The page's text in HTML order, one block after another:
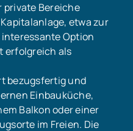
private Bereiche
etwa zur
Option
erfolgreich als
bezugsfertig und
Einbauküche,
Balkon oder einer
im Freien. Die